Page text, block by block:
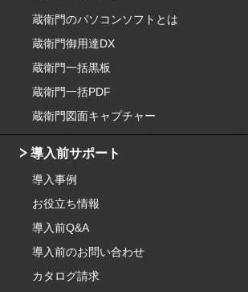
蔵衛門のパソコンソフトとは
蔵衛門御用達DX
蔵衛門一括黒板
蔵衛門一括PDF
蔵衛門図面キャプチャー
導入前サポート
導入事例
お役立ち情報
導入前Q&A
導入前のお問い合わせ
カタログ請求